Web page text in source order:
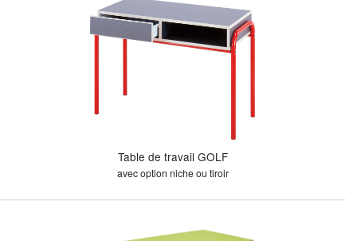
Table de travail GOLF
avec option niche ou tiroir